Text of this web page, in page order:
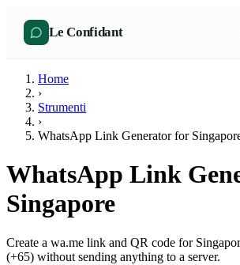
Le Confidant
Home
›
Strumenti
›
WhatsApp Link Generator for
WhatsApp Link
Singapore
Create a wa.me link and QR code for
(+65) without sending anything to a server.